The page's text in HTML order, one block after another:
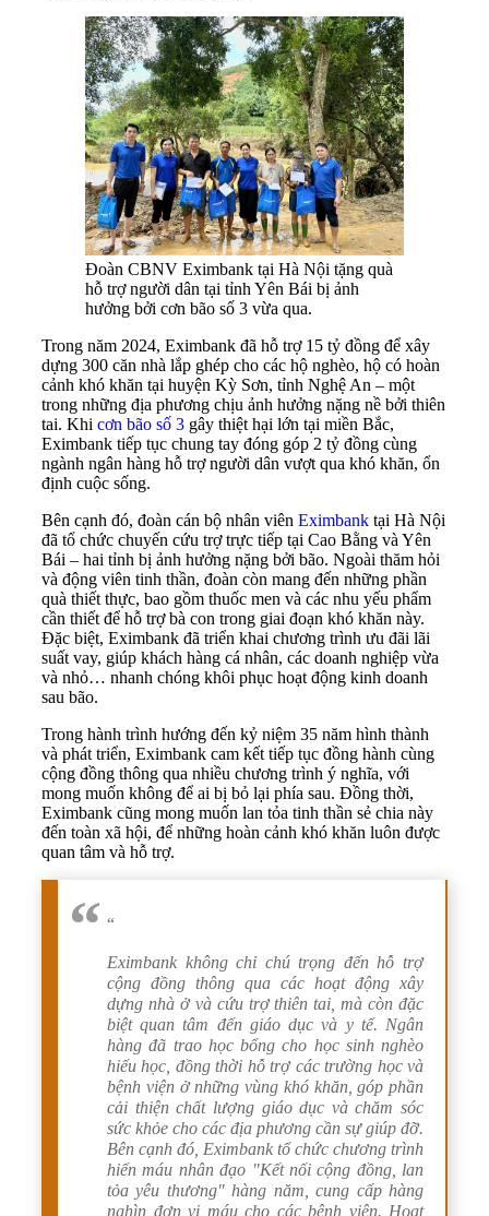
Đoàn CBNV Eximbank tại Hà Nội tặng quà
hỗ trợ người dân tại tỉnh Yên Bái bị ảnh
hưởng bởi cơn bão số 3 vừa qua.
Trong năm 2024, Eximbank đã hỗ trợ 15 tỷ đồng để xây
dựng 300 căn nhà lắp ghép cho các hộ nghèo, hộ có hoàn
cảnh khó khăn tại huyện Kỳ Sơn, tỉnh Nghệ An – một
trong những địa phương chịu ảnh hưởng nặng nề bởi thiên
tai. Khi cơn bão số 3 gây thiệt hại lớn tại miền Bắc,
Eximbank tiếp tục chung tay đóng góp 2 tỷ đồng cùng
ngành ngân hàng hỗ trợ người dân vượt qua khó khăn, ổn
định cuộc sống.
Bên cạnh đó, đoàn cán bộ nhân viên Eximbank tại Hà Nội
đã tổ chức chuyến cứu trợ trực tiếp tại Cao Bằng và Yên
Bái – hai tỉnh bị ảnh hưởng nặng bởi bão. Ngoài thăm hỏi
và động viên tinh thần, đoàn còn mang đến những phần
quà thiết thực, bao gồm thuốc men và các nhu yếu phẩm
cần thiết để hỗ trợ bà con trong giai đoạn khó khăn này.
Đặc biệt, Eximbank đã triển khai chương trình ưu đãi lãi
suất vay, giúp khách hàng cá nhân, các doanh nghiệp vừa
và nhỏ… nhanh chóng khôi phục hoạt động kinh doanh
sau bão.
Trong hành trình hướng đến kỷ niệm 35 năm hình thành
và phát triển, Eximbank cam kết tiếp tục đồng hành cùng
cộng đồng thông qua nhiều chương trình ý nghĩa, với
mong muốn không để ai bị bỏ lại phía sau. Đồng thời,
Eximbank cũng mong muốn lan tỏa tinh thần sẻ chia này
đến toàn xã hội, để những hoàn cảnh khó khăn luôn được
quan tâm và hỗ trợ.
“
Eximbank không chỉ chú trọng đến hỗ trợ
cộng đồng thông qua các hoạt động xây
dựng nhà ở và cứu trợ thiên tai, mà còn đặc
biệt quan tâm đến giáo dục và y tế. Ngân
hàng đã trao học bổng cho học sinh nghèo
hiếu học, đồng thời hỗ trợ các trường học và
bệnh viện ở những vùng khó khăn, góp phần
cải thiện chất lượng giáo dục và chăm sóc
sức khỏe cho các địa phương cần sự giúp đỡ.
Bên cạnh đó, Eximbank tổ chức chương trình
hiến máu nhân đạo "Kết nối cộng đồng, lan
tỏa yêu thương" hàng năm, cung cấp hàng
nghìn đơn vị máu cho các bệnh viện. Hoạt